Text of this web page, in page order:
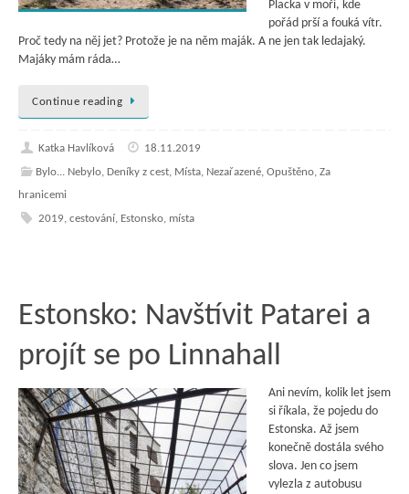
Placka v moři, kde
pořád prší a fouká vítr.
Proč tedy na něj jet? Protože je na něm maják. A ne jen tak ledajaký.
Majáky mám ráda…
Continue reading
Katka Havlíková
18.11.2019
Bylo... Nebylo, Deníky z cest, Místa, Nezařazené, Opuštěno, Za
hranicemi
2019, cestování, Estonsko, místa
Estonsko: Navštívit Patarei a
projít se po Linnahall
Ani nevím, kolik let jsem
si říkala, že pojedu do
Estonska. Až jsem
konečně dostála svého
slova. Jen co jsem
vylezla z autobusu